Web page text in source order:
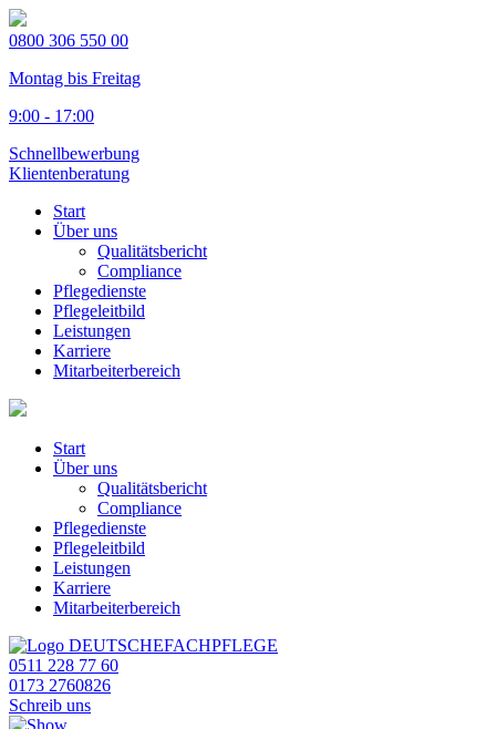
0800 306 550 00
Montag bis Freitag
9:00 - 17:00
Schnellbewerbung
Klientenberatung
Start
Über uns
Qualitätsbericht
Compliance
Pflegedienste
Pflegeleitbild
Leistungen
Karriere
Mitarbeiterbereich
Start
Über uns
Qualitätsbericht
Compliance
Pflegedienste
Pflegeleitbild
Leistungen
Karriere
Mitarbeiterbereich
0511 228 77 60
0173 2760826
Schreib uns